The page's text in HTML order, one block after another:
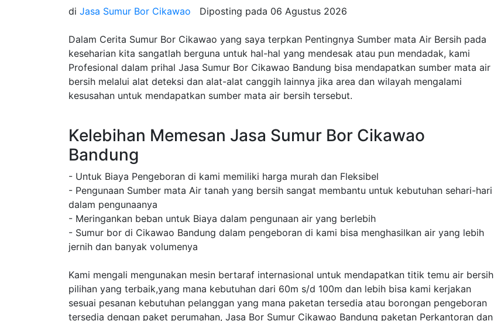
di Jasa Sumur Bor Cikawao Diposting pada 06 Agustus 2026
Dalam Cerita Sumur Bor Cikawao yang saya terpkan Pentingnya Sumber mata Air Bersih pada
keseharian kita sangatlah berguna untuk hal-hal yang mendesak atau pun mendadak, kami
Profesional dalam prihal Jasa Sumur Bor Cikawao Bandung bisa mendapatkan sumber mata air
bersih melalui alat deteksi dan alat-alat canggih lainnya jika area dan wilayah mengalami
kesusahan untuk mendapatkan sumber mata air bersih tersebut.
Kelebihan Memesan Jasa Sumur Bor Cikawao
Bandung
- Untuk Biaya Pengeboran di kami memiliki harga murah dan Fleksibel
- Pengunaan Sumber mata Air tanah yang bersih sangat membantu untuk kebutuhan sehari-hari
dalam pengunaanya
- Meringankan beban untuk Biaya dalam pengunaan air yang berlebih
- Sumur bor di Cikawao Bandung dalam pengeboran di kami bisa menghasilkan air yang lebih
jernih dan banyak volumenya
Kami mengali mengunakan mesin bertaraf internasional untuk mendapatkan titik temu air bersih
pilihan yang terbaik,yang mana kebutuhan dari 60m s/d 100m dan lebih bisa kami kerjakan
sesuai pesanan kebutuhan pelanggan yang mana paketan tersedia atau borongan pengeboran
tersedia dengan paket perumahan, Jasa Bor Sumur Cikawao Bandung paketan Perkantoran dan